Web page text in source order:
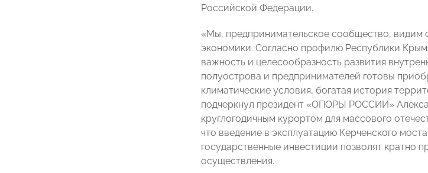
Российской Федерации.
«Мы, предпринимательское сообщество, видим
экономики. Согласно профилю Республики
важность и целесообразность развития
полуострова и предпринимателей готовы
климатические условия, богатая история
подчеркнул президент «ОПОРЫ РОССИИ»
круглогодичным курортом для массового
что введение в эксплуатацию Керченского
государственные инвестиции позволят кратно
осуществления.